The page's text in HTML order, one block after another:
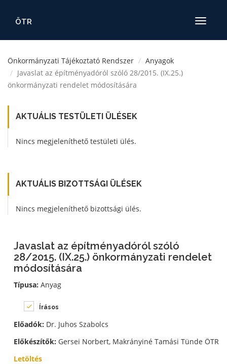
Toggle
ÖTR
Önkormányzati Tájékoztató Rendszer
Anyagok
Javaslat az építményadóról szóló 28/2015. (IX.25.)
önkormányzati rendelet módosítására
AKTUÁLIS TESTÜLETI ÜLÉSEK
Nincs megjeleníthető testületi ülés.
AKTUÁLIS BIZOTTSÁGI ÜLÉSEK
Nincs megjeleníthető bizottsági ülés.
Javaslat az építményadóról szóló
28/2015. (IX.25.) önkormányzati rendelet
módosítására
Típusa: Anyag
Írásos
Előadók: Dr. Juhos Szabolcs
Előkészítők: Gersei Norbert, Makrányiné Tamási Tünde ÖTR
Letöltés